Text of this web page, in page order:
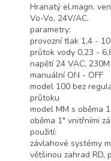
Hranatý el.magn.
Vo-Vo, 24V/AC.
parametry:
provozní tlak 1,4 -
průtok vody 0,23 -
napětí 24 VAC, 230M
manuální ON - OFF
model 100 bez
průtoku
model MM s oběma 1
oběma 1" vnitřními
použití:
závlahové systémy
většinou zahrad RD,